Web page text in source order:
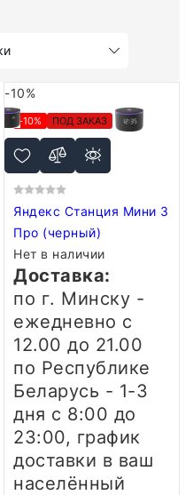
-10%
-10% ПОД ЗАКАЗ
Яндекс Станция Мини 3
Про (черный)
Нет в наличии
Доставка:
по г. Минску -
ежедневно с
12.00 до 21.00
по Республике
Беларусь - 1-3
дня с 8:00 до
23:00, график
доставки в ваш
населённый